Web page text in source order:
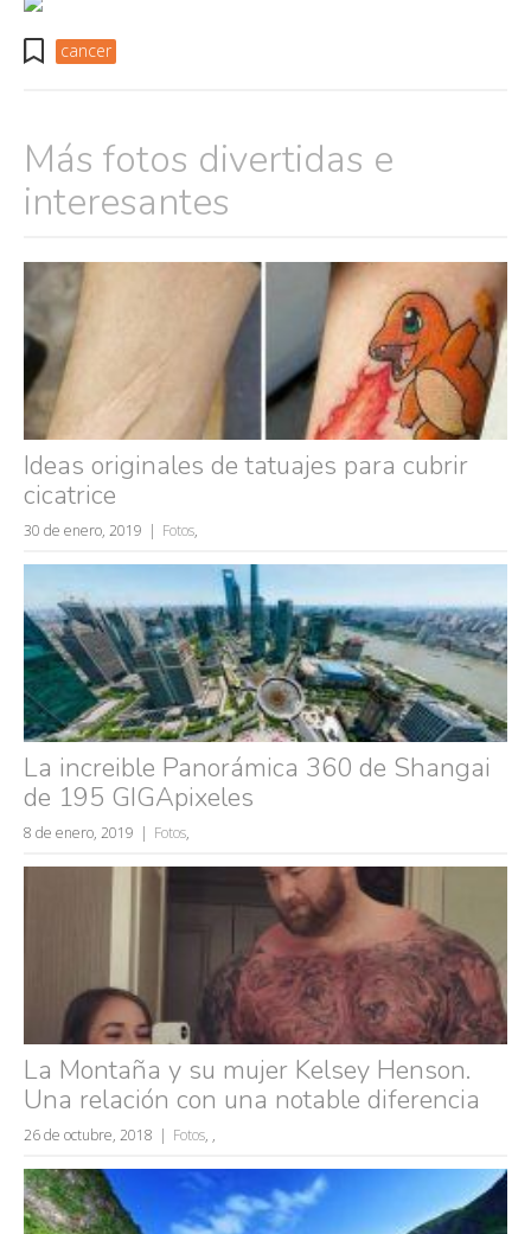
Búsquedas populares
mujeres guapas
volver a nacer
accidentes
wtf
rusos
caídas
fails
cancer
Más fotos divertidas e
interesantes
Ideas originales de tatuajes para cubrir
cicatrice
30 de enero, 2019 Fotos,
La increible Panorámica 360 de Shangai
de 195 GIGApixeles
8 de enero, 2019 Fotos,
La Montaña y su mujer Kelsey Henson.
Una relación con una notable diferencia
26 de octubre, 2018 Fotos, ,